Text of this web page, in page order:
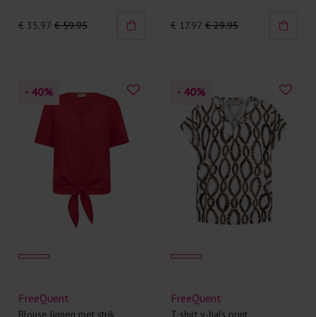
€ 35.97 € 59.95 € 17.97 € 29.95
- 40%
FreeQuent
Blouse linnen met strik
- 40%
FreeQuent
T-shirt v-hals print